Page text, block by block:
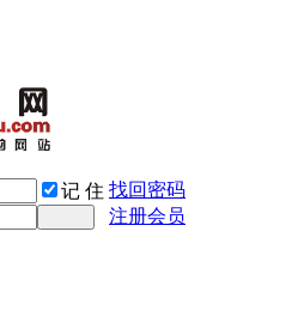
记 住 找回密码
注册会员